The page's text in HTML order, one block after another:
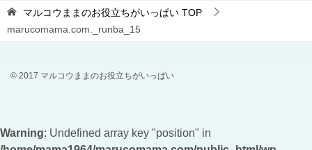
マルコウままのお役立ちがいっぱい TOP
marucomama.com._runba_15
© 2017 マルコウままのお役立ちがいっぱい
Warning: Undefined array key "position" in